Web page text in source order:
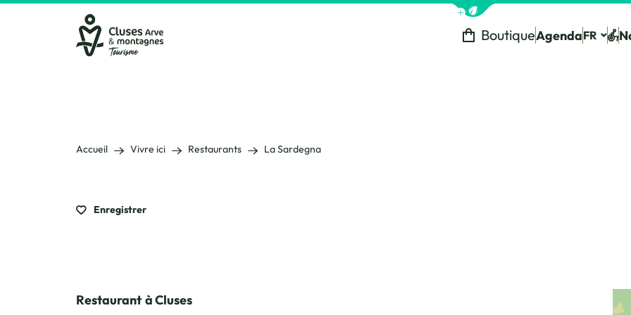
Afficher la barre de navigation
BoutiqueAgendaFR
Accueil Vivre ici Restaurants La Sardegna
Enregistrer
Restaurant à Cluses